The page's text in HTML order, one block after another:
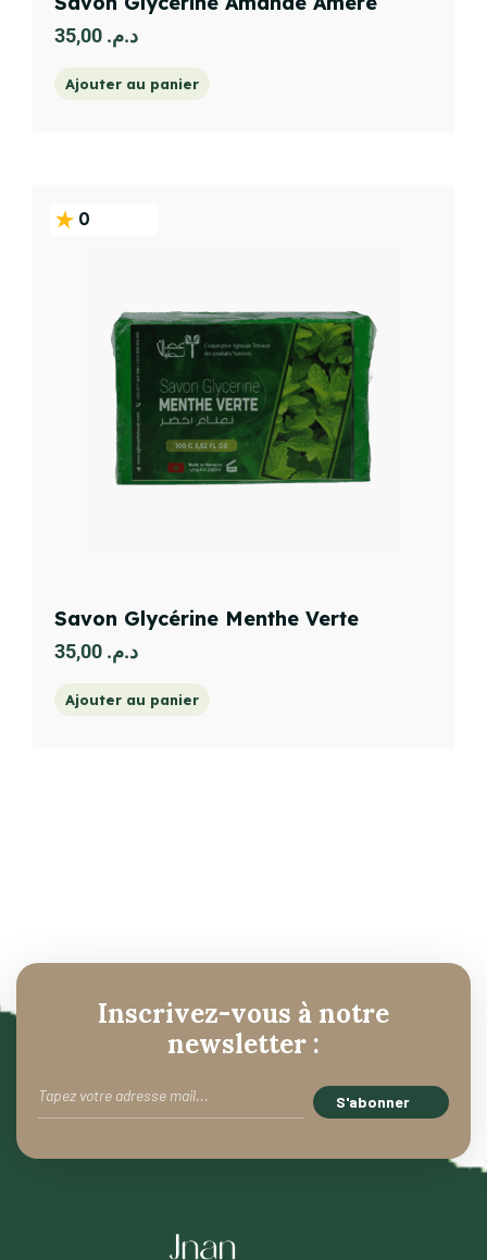
د.م.
Ajouter au panier
0
Savon Glycérine Menthe Verte
د.م.
Ajouter au panier
Inscrivez-vous à notre
newsletter :